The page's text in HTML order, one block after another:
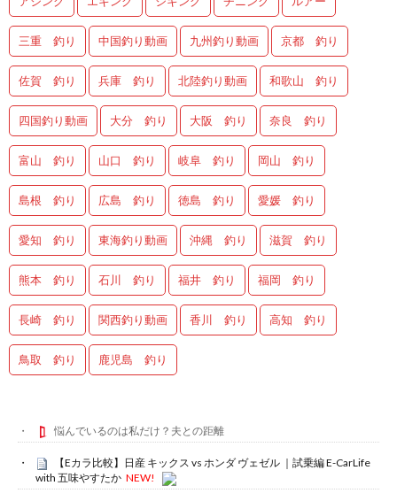
三重 釣り 中国釣り動画 九州釣り動画 京都 釣り
佐賀 釣り 兵庫 釣り 北陸釣り動画 和歌山 釣り
四国釣り動画 大分 釣り 大阪 釣り 奈良 釣り
富山 釣り 山口 釣り 岐阜 釣り 岡山 釣り
島根 釣り 広島 釣り 徳島 釣り 愛媛 釣り
愛知 釣り 東海釣り動画 沖縄 釣り 滋賀 釣り
熊本 釣り 石川 釣り 福井 釣り 福岡 釣り
長崎 釣り 関西釣り動画 香川 釣り 高知 釣り
鳥取 釣り 鹿児島 釣り
悩んでいるのは私だけ？夫との距離
【Eカラ比較】日産 キックス vs ホンダ ヴェゼル ｜試乗編 E-CarLife
with 五味やすたか NEW!